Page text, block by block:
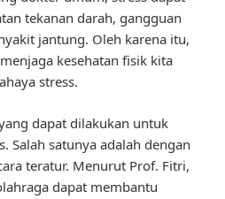
tekanan darah, gangguan
jantung. Oleh karena itu,
kesehatan fisik kita
stress.
dapat dilakukan untuk
Salah satunya adalah dengan
teratur. Menurut Prof. Fitri,
dapat membantu